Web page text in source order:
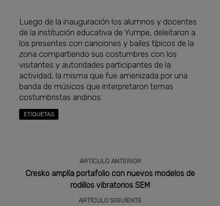
Luego de la inauguración los alumnos y docentes
de la institución educativa de Yumpe, deleitaron a
los presentes con canciones y bailes típicos de la
zona compartiendo sus costumbres con los
visitantes y autoridades participantes de la
actividad, la misma que fue amenizada por una
banda de músicos que interpretaron temas
costumbristas andinos.
ETIQUETAS
ARTÍCULO ANTERIOR
Cresko amplía portafolio con nuevos modelos de
rodillos vibratorios SEM
ARTÍCULO SIGUIENTE